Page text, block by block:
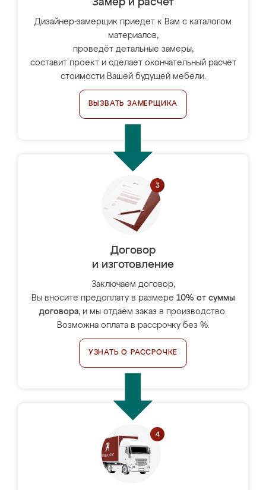
Замер и расчет
Дизайнер-замерщик приедет к Вам с каталогом
материалов,
проведёт детальные замеры,
составит проект и сделает окончательный расчёт
стоимости Вашей будущей мебели.
ВЫЗВАТЬ ЗАМЕРЩИКА
Договор
и изготовление
Заключаем договор,
Вы вносите предоплату в размере 10% от суммы
договора, и мы отдаём заказ в производство.
Возможна оплата в рассрочку без %.
УЗНАТЬ О РАССРОЧКЕ